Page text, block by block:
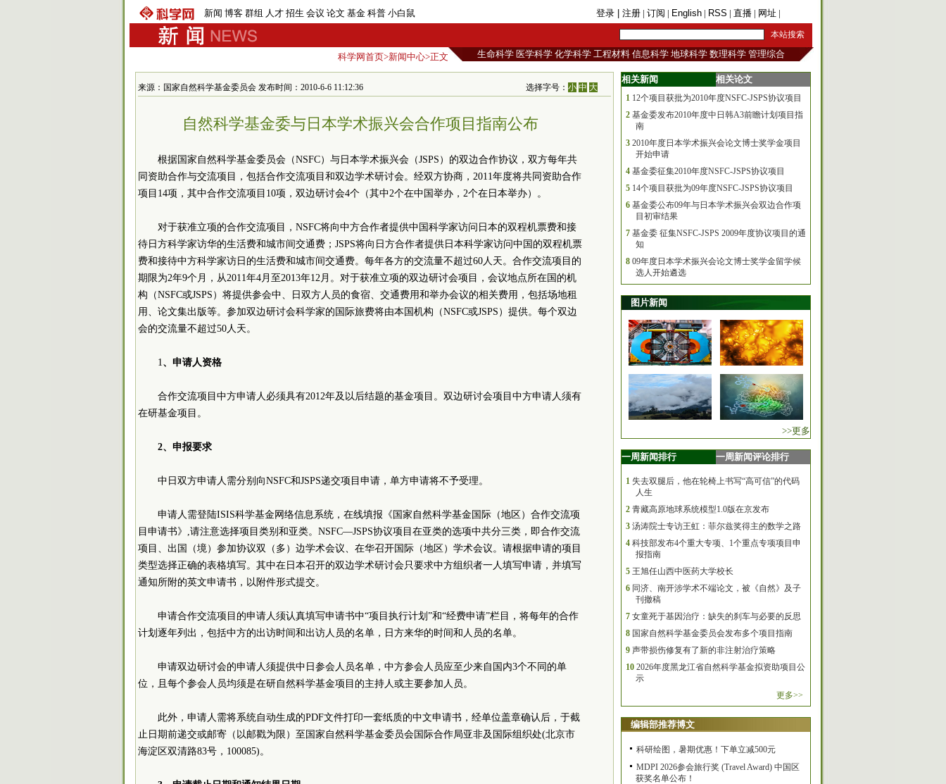
新闻 博客 群组 人才 招生 会议 论文 基金 科普 小白鼠 登录 | 注册 | 订阅 | English | RSS | 直播 | 网址 |
科学网首页>新闻中心>正文 生命科学 医学科学 化学科学 工程材料 信息科学 地球科学 数理科学 管理综合
来源：国家自然科学基金委员会 发布时间：2010-6-6 11:12:36 选择字号：小 中 大
自然科学基金委与日本学术振兴会合作项目指南公布
根据国家自然科学基金委员会（NSFC）与日本学术振兴会（JSPS）的双边合作协议，双方每年共
同资助合作与交流项目，包括合作交流项目和双边学术研讨会。经双方协商，2011年度将共同资助合作
项目14项，其中合作交流项目10项，双边研讨会4个（其中2个在中国举办，2个在日本举办）。
对于获准立项的合作交流项目，NSFC将向中方合作者提供中国科学家访问日本的双程机票费和接
待日方科学家访华的生活费和城市间交通费；JSPS将向日方合作者提供日本科学家访问中国的双程机票
费和接待中方科学家访日的生活费和城市间交通费。每年各方的交流量不超过60人天。合作交流项目的
期限为2年9个月，从2011年4月至2013年12月。对于获准立项的双边研讨会项目，会议地点所在国的机
构（NSFC或JSPS）将提供参会中、日双方人员的食宿、交通费用和举办会议的相关费用，包括场地租
用、论文集出版等。参加双边研讨会科学家的国际旅费将由本国机构（NSFC或JSPS）提供。每个双边
会的交流量不超过50人天。
1、申请人资格
合作交流项目中方申请人必须具有2012年及以后结题的基金项目。双边研讨会项目中方申请人须有
在研基金项目。
2、申报要求
中日双方申请人需分别向NSFC和JSPS递交项目申请，单方申请将不予受理。
申请人需登陆ISIS科学基金网络信息系统，在线填报《国家自然科学基金国际（地区）合作交流项
目申请书》,请注意选择项目类别和亚类。NSFC—JSPS协议项目在亚类的选项中共分三类，即合作交流
项目、出国（境）参加协议双（多）边学术会议、在华召开国际（地区）学术会议。请根据申请的项目
类型选择正确的表格填写。其中在日本召开的双边学术研讨会只要求中方组织者一人填写申请，并填写
通知所附的英文申请书，以附件形式提交。
申请合作交流项目的申请人须认真填写申请书中“项目执行计划”和“经费申请”栏目，将每年的合作
计划逐年列出，包括中方的出访时间和出访人员的名单，日方来华的时间和人员的名单。
申请双边研讨会的申请人须提供中日参会人员名单，中方参会人员应至少来自国内3个不同的单
位，且每个参会人员均须是在研自然科学基金项目的主持人或主要参加人员。
此外，申请人需将系统自动生成的PDF文件打印一套纸质的中文申请书，经单位盖章确认后，于截
止日期前递交或邮寄（以邮戳为限）至国家自然科学基金委员会国际合作局亚非及国际组织处(北京市
海淀区双清路83号，100085)。
相关新闻 相关论文
1 12个项目获批为2010年度NSFC-JSPS协议项目
2 基金委发布2010年度中日韩A3前瞻计划项目指
南
3 2010年度日本学术振兴会论文博士奖学金项目
开始申请
4 基金委征集2010年度NSFC-JSPS协议项目
5 14个项目获批为09年度NSFC-JSPS协议项目
6 基金委公布09年与日本学术振兴会双边合作项
目初审结果
7 基金委 征集NSFC-JSPS 2009年度协议项目的通
知
8 09年度日本学术振兴会论文博士奖学金留学候
选人开始遴选
图片新闻
>>更多
一周新闻排行 一周新闻评论排行
1 失去双腿后，他在轮椅上书写“高可信”的代码
人生
2 青藏高原地球系统模型1.0版在京发布
3 汤涛院士专访王虹：菲尔兹奖得主的数学之路
4 科技部发布4个重大专项、1个重点专项项目申
报指南
5 王旭任山西中医药大学校长
6 同济、南开涉学术不端论文，被《自然》及子
刊撤稿
7 女童死于基因治疗：缺失的刹车与必要的反思
8 国家自然科学基金委员会发布多个项目指南
9 声带损伤修复有了新的非注射治疗策略
10 2026年度黑龙江省自然科学基金拟资助项目公
示
更多>>
编辑部推荐博文
科研绘图，暑期优惠！下单立减500元
MDPI 2026参会旅行奖 (Travel Award) 中国区
获奖名单公布！